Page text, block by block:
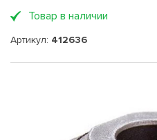
Товар в наличии
Артикул: 412636